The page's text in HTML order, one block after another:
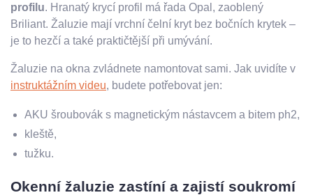
profilu. Hranatý krycí profil má řada Opal, zaoblený
Briliant. Žaluzie mají vrchní čelní kryt bez bočních krytek –
je to hezčí a také praktičtější při umývání.
Žaluzie na okna zvládnete namontovat sami. Jak uvidíte v
instruktážním videu, budete potřebovat jen:
AKU šroubovák s magnetickým nástavcem a bitem ph2,
kleště,
tužku.
Okenní žaluzie zastíní a zajistí soukromí